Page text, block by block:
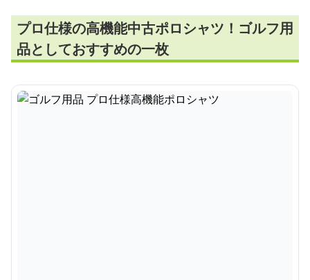
プロ仕様の高機能中古ポロシャツ！ゴルフ用
品としておすすめの一枚